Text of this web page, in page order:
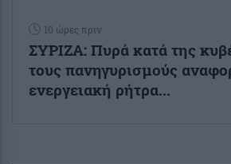
10 ώρες πριν
ΣΥΡΙΖΑ: Πυρά κατά της
τους πανηγυρισμούς
ενεργειακή ρήτρα...